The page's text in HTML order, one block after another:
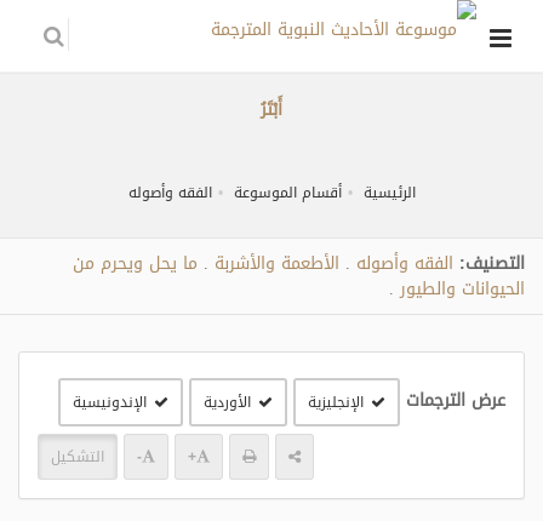
أَبْتَرُ
الرئيسية أقسام الموسوعة الفقه وأصوله
التصنيف: الفقه وأصوله الأطعمة والأشربة ما يحل ويحرم من
الحيوانات والطيور
عرض الترجمات الإنجليزية الأوردية الإندونيسية
+
- التشكيل